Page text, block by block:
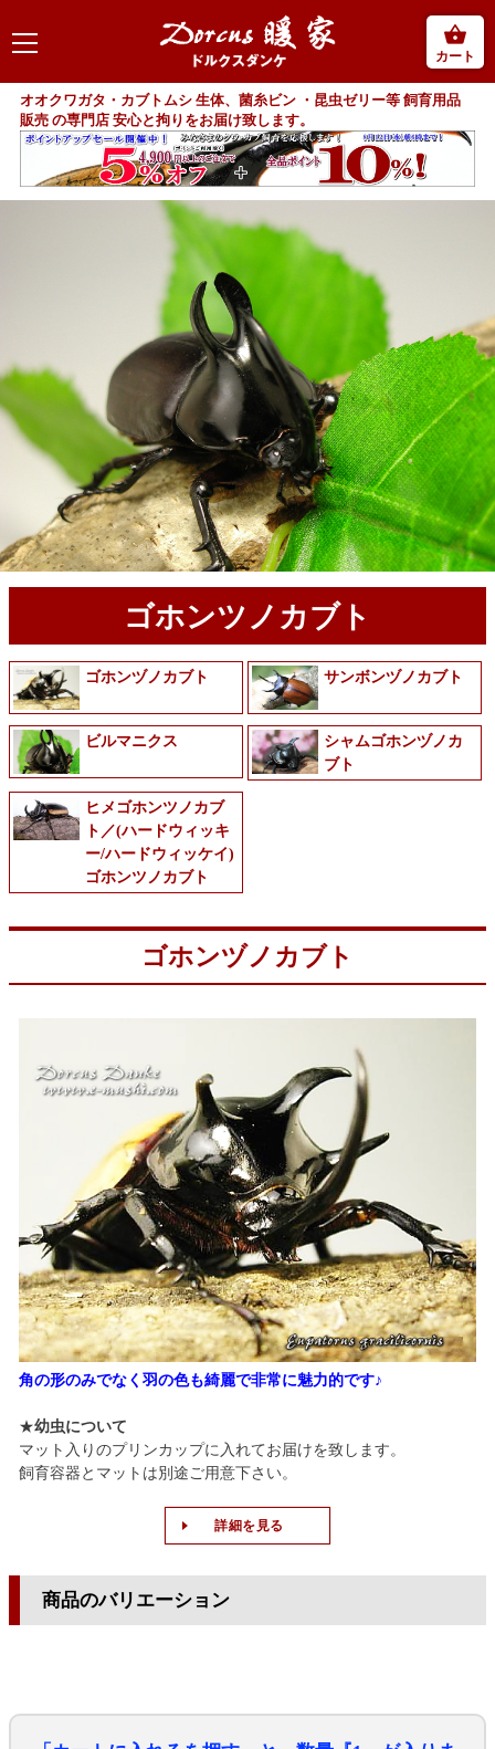
カート
オオクワガタ・カブトムシ 生体、菌糸ビン ・昆虫ゼリー等 飼育用品
販売 の専門店 安心と拘りをお届け致します。
ゴホンツノカブト
ゴホンヅノカブト サンボンヅノカブト
ビルマニクス
シャムゴホンヅノカ
ブト
ヒメゴホンツノカブ
ト／(ハードウィッキ
ー/ハードウィッケイ)
ゴホンツノカブト
ゴホンヅノカブト
角の形のみでなく羽の色も綺麗で非常に魅力的です♪
★幼虫について
マット入りのプリンカップに入れてお届けを致します。
飼育容器とマットは別途ご用意下さい。
詳細を見る
商品のバリエーション